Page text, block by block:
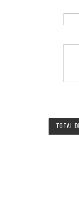
TOTAL